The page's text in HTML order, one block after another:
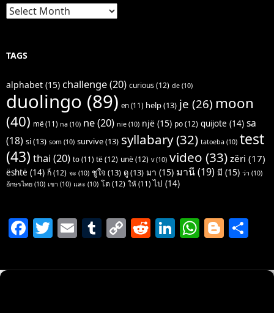
Archives
TAGS
alphabet (15) challenge(20) curious(12) de (10)
duolingo (89) en (11) help(13) je (26) moon
(40) më (11) na (10) ne(20) nie (10) një (15) po(12) quijote (14) sa
(18) si(13) som (10) survive(13) syllabary(32) tatoeba (10) test
(43) thai (20) to (11) të(12) unë(12) v(10) video (33) zëri (17)
është (14) ก็(12) จะ (10) ชูใจ (13) ดู(13) มา (15) มานี(19) มี (15) ว่า (10)
อักษรไทย (10) เขา (10) และ (10) โต (12) ให้ (11) ไป (14)
F
c
T
itt
E
ai
T
m
C
p
R
d
Li
k
W
at
Bl
g ar